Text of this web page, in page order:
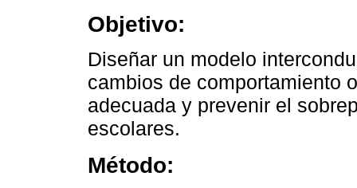
Objetivo:
Diseñar un modelo
cambios de comportamiento
adecuada y prevenir el
escolares.
Método: